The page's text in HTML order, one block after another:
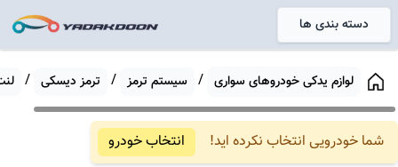
دسته بندی ها خانه
لوازم یدکی خودروهای سواری / سیستم ترمز / ترمز دیسکی /
شما خودرویی انتخاب نکرده اید! انتخاب خودرو